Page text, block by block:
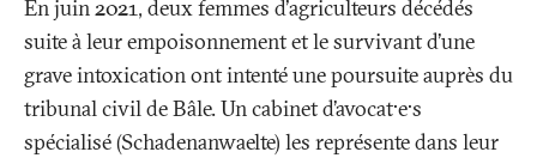
En juin 2021, deux femmes d'agriculteurs décédés
suite à leur empoisonnement et le survivant d’une
grave intoxication ont intenté une poursuite auprès du
tribunal civil de Bâle. Un cabinet d’avocat·e·s
spécialisé (Schadenanwaelte) les représente dans leur